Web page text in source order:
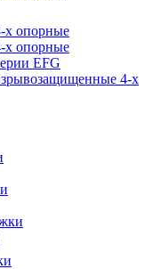
х опорные
х опорные
EFG
4-х